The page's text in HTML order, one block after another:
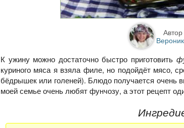
К ужину можно достаточно быстро приготовить
куриного мяса я взяла филе, но подойдёт мясо,
бёдрышек или голеней). Блюдо получается
моей семье очень любят фунчозу, а этот рецепт